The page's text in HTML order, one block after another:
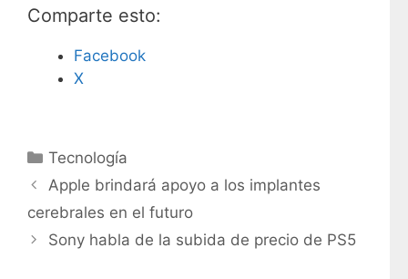
Comparte esto:
Facebook
X
C
a
e
g
Tecnología
Apple brindará apoyo a los implantes
cerebrales en el futuro
Sony habla de la subida de precio de PS5